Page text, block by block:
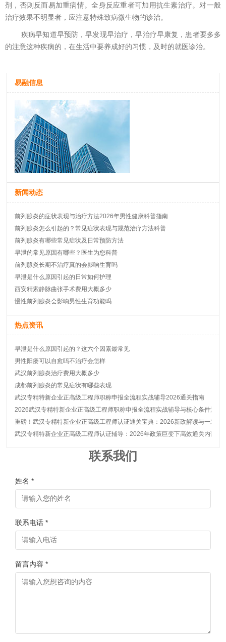
剂，否则反而易加重病情。全身反应重者可加用抗生素治疗。对一般
治疗效果不明显者，应注意特殊致病微生物的诊治。
疾病早知道早预防，早发现早治疗，早治疗早康复，患者要多多
的注意这种疾病的，在生活中要养成好的习惯，及时的就医诊治。
易融信息
新闻动态
前列腺炎的症状表现与治疗方法2026年男性健康科普指南
前列腺炎怎么引起的？常见症状表现与规范治疗方法科普
前列腺炎有哪些常见症状及日常预防方法
早泄的常见原因有哪些？医生为您科普
前列腺炎长期不治疗真的会影响生育吗
早泄是什么原因引起的日常如何护理
西安精索静脉曲张手术费用大概多少
慢性前列腺炎会影响男性生育功能吗
热点资讯
早泄是什么原因引起的？这六个因素最常见
男性阳痿可以自愈吗不治疗会怎样
武汉前列腺炎治疗费用大概多少
成都前列腺炎的常见症状有哪些表现
武汉专精特新企业正高级工程师职称申报全流程实战辅导2026通关指南
2026武汉专精特新企业正高级工程师职称申报全流程实战辅导与核心条件深度
重磅！武汉专精特新企业正高级工程师认证通关宝典：2026新政解读与一对一
武汉专精特新企业正高级工程师认证辅导：2026年政策巨变下高效通关内部秘
联系我们
姓名 *
联系电话 *
留言内容 *